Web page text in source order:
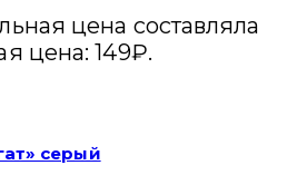
цена составляла
цена: 149₽.
серый